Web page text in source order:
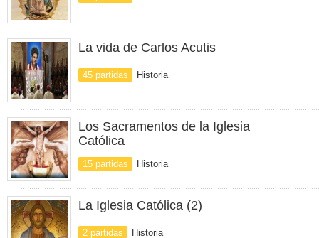
La vida de Carlos Acutis
45 partidas Historia
Los Sacramentos de la Iglesia
Católica
15 partidas Historia
La Iglesia Católica (2)
2 partidas Historia